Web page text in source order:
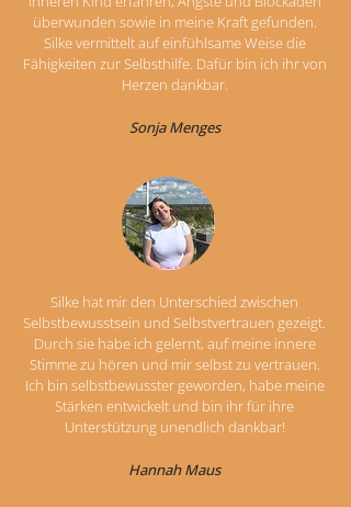
überwunden sowie in meine Kraft gefunden.
Silke vermittelt auf einfühlsame Weise die
Fähigkeiten zur Selbsthilfe. Dafür bin ich ihr von
Herzen dankbar.
Sonja Menges
Silke hat mir den Unterschied zwischen
Selbstbewusstsein und Selbstvertrauen gezeigt.
Durch sie habe ich gelernt, auf meine innere
Stimme zu hören und mir selbst zu vertrauen.
Ich bin selbstbewusster geworden, habe meine
Stärken entwickelt und bin ihr für ihre
Unterstützung unendlich dankbar!
Hannah Maus